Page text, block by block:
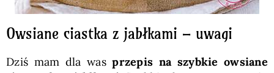
Owsiane ciastka z jabłkami – uwagi
Dziś mam dla wasprzepis na szybkie owsiane